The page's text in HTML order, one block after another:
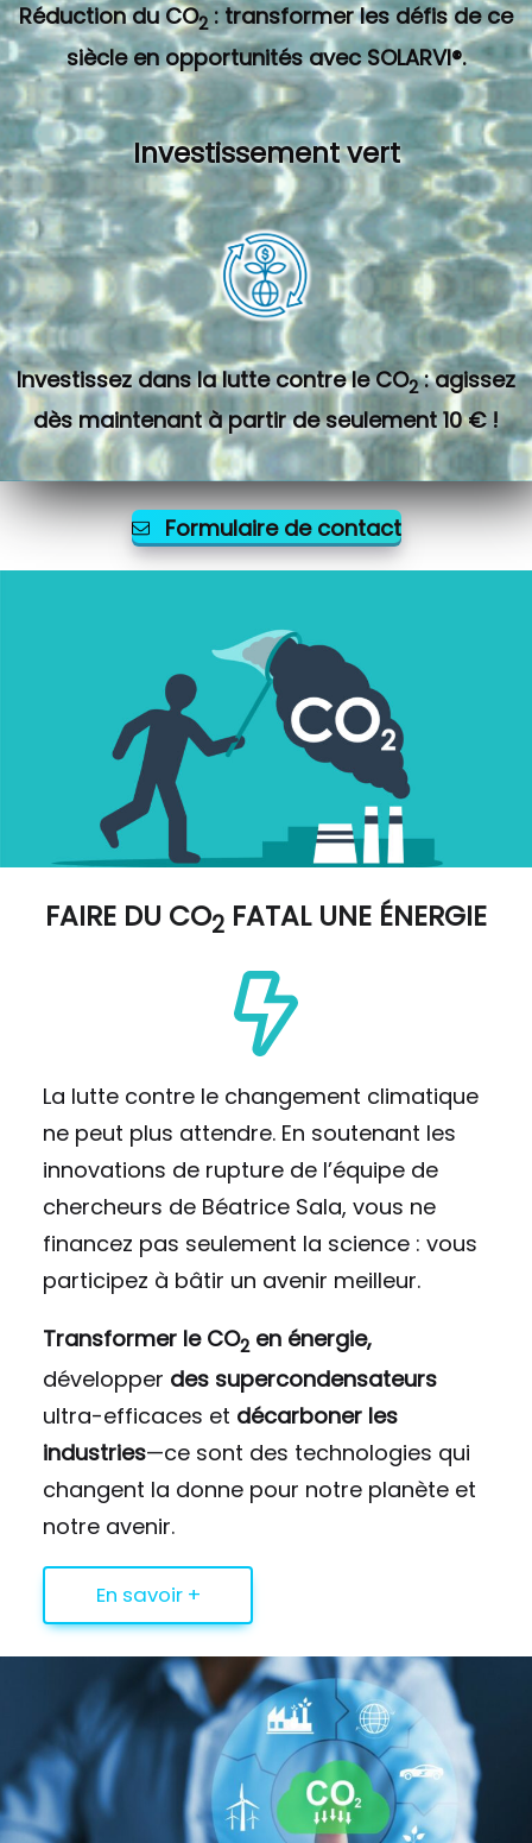
Réduction du CO2 : transformer les défis de ce
siècle en opportunités avec SOLARVI®.
Investissement vert
Investissez dans la lutte contre le CO2 : agissez
dès maintenant à partir de seulement 10 € !
Formulaire de contact
FAIRE DU CO2 FATAL UNE ÉNERGIE
La lutte contre le changement climatique
ne peut plus attendre. En soutenant les
innovations de rupture de l’équipe de
chercheurs de Béatrice Sala, vous ne
financez pas seulement la science : vous
participez à bâtir un avenir meilleur.
Transformer le CO2 en énergie,
développer des supercondensateurs
ultra-efficaces et décarboner les
industries—ce sont des technologies qui
changent la donne pour notre planète et
notre avenir.
En savoir +